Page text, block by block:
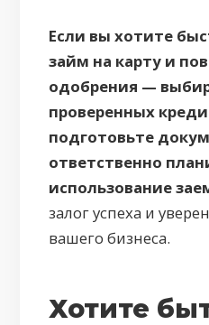
Если вы хотите
займ на карту и
одобрения —
проверенных
подготовьте
ответственно
использование
залог успеха и
вашего бизнеса.
Хотите